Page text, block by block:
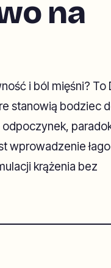
na
i ból mięśni? To
stanowią bodziec
wprowadzenie
krążenia bez